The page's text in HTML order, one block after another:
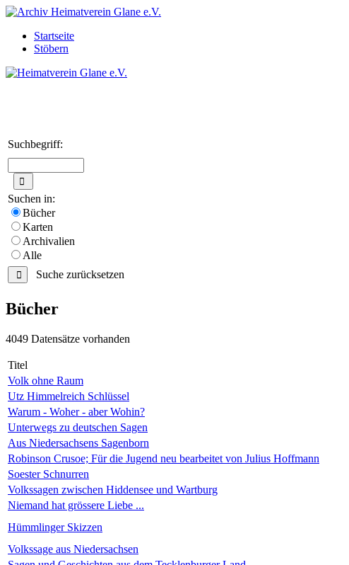
Startseite
Stöbern
Suchbegriff:
Suchen in:
Bücher
Karten
Archivalien
Alle
Suche zurücksetzen
Bücher
4049 Datensätze vorhanden
Titel
Volk ohne Raum
Utz Himmelreich Schlüssel
Warum - Woher - aber Wohin?
Unterwegs zu deutschen Sagen
Aus Niedersachsens Sagenborn
Robinson Crusoe; Für die Jugend neu bearbeitet von Julius Hoffmann
Soester Schnurren
Volkssagen zwischen Hiddensee und Wartburg
Niemand hat grössere Liebe ...
Hümmlinger Skizzen
Volkssage aus Niedersachsen